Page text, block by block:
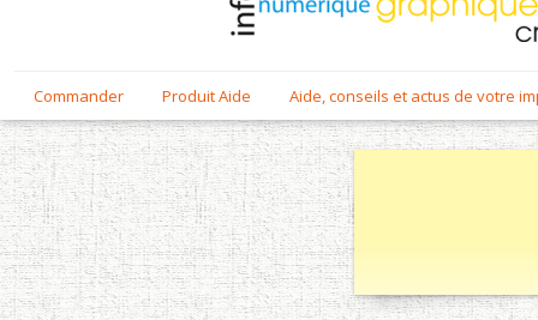
Commander Produit Aide Aide, conseils et actus de votre